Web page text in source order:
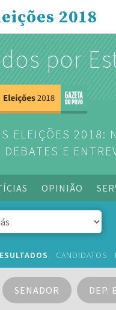
2018
por
ELEIÇÕES 2018:
E
OPINIÃO
CANDIDATOS
SENADOR DEP.